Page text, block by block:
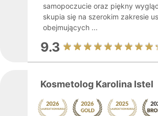
samopoczucie oraz piękny
skupia się na szerokim zakresie
obejmujących ...
9.3
Kosmetolog Karolina Istel